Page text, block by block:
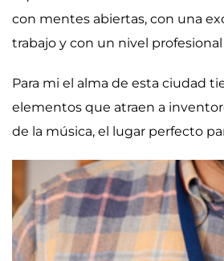
con mentes abiertas, con una
trabajo y con un nivel
Para mi el alma de esta ciudad
elementos que atraen a
de la música, el lugar perfecto